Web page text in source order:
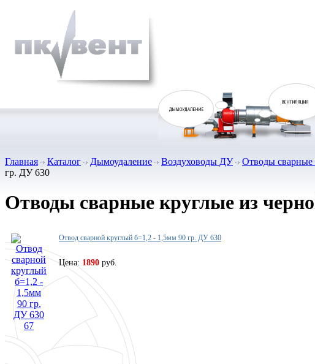
Главная Каталог Дымоудаление Воздуховоды ДУ Отводы сварные
гр. ДУ 630
Отводы сварные круглые из
Отвод сварной круглый б=1,2 - 1,5мм 90 гр. ДУ 630
Цена: 1890 руб.